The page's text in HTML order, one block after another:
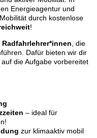
Energieagentur und
durch kostenlose
!
, die
Dafür bieten wir dir
die Aufgabe vorbereitet
– ideal für
zur klimaaktiv mobil